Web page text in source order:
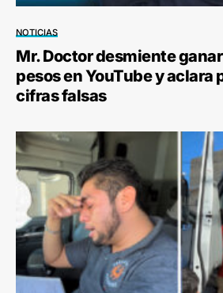
NOTICIAS
Mr. Doctor desmiente
pesos en YouTube y aclara
cifras falsas